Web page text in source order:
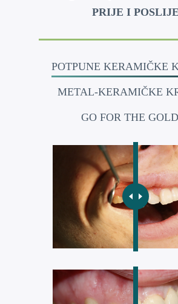
PRIJE I POSLIJE
POTPUNE KERAMIČKE
METAL-KERAMIČKE
GO FOR THE GOLD